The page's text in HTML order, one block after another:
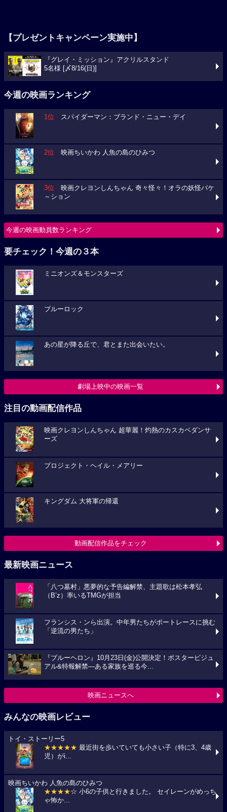
【プレゼントキャンペーン実施中】
『グレイ・ミッション』アクリルスタンド
5名様 [〆8/16(日)]
今週の映画ランキング
1位 スパイダーマン：ブランド・ニュー・デイ
2位 映画ちいかわ 人魚の島のひみつ
3位 映画クレヨンしんちゃん 奇々怪々！オラの妖怪バケ
～ション
今週の映画動員数ランキング
要チェック！今週の３本
ミニオンズ＆モンスターズ
ブルーロック
あの星が降る丘で、君とまた出会いたい。
劇場上映中の映画一覧
注目の動画配信作品
映画クレヨンしんちゃん 超華麗！灼熱のカスカベダンサ
ーズ
プロジェクト・ヘイル・メアリー
キングダム 大将軍の帰還
動画配信作品をチェック
最新映画ニュース
「八つ墓村」悪夢的な予告編解禁、主題歌は松本孝弘
（B’z）率いるTMGが担当
フランシス・ンら出演。中年男たちがボートレースに挑む
「逆流の男たち」
『ブルーヘロン』10月23日(金)公開決定！ポスタービジュ
アル&特報解禁―ある家族を巡る今...
映画ニュースへ
みんなの映画レビュー
トイ・ストーリー5
★★★★★ 最近街を歩いていても小さい子（特に3、4歳
児）がi...
映画ちいかわ 人魚の島のひみつ
★★★★☆ 小6の子供と行きました。 セイレーンがめっち
ゃ怖か...